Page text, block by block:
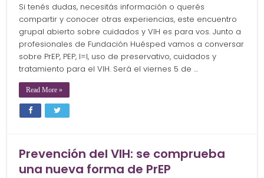
Si tenés dudas, necesitás información o querés
compartir y conocer otras experiencias, este encuentro
grupal abierto sobre cuidados y VIH es para vos. Junto a
profesionales de Fundación Huésped vamos a conversar
sobre PrEP, PEP, I=I, uso de preservativo, cuidados y
tratamiento para el VIH. Será el viernes 5 de …
Read More »
Prevención del VIH: se comprueba
una nueva forma de PrEP